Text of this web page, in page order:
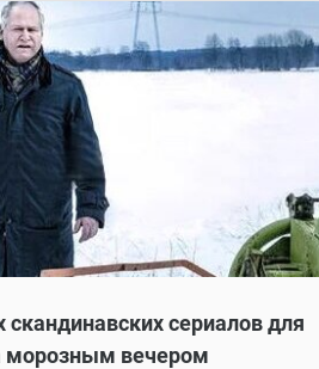
скандинавских сериалов для
морозным вечером